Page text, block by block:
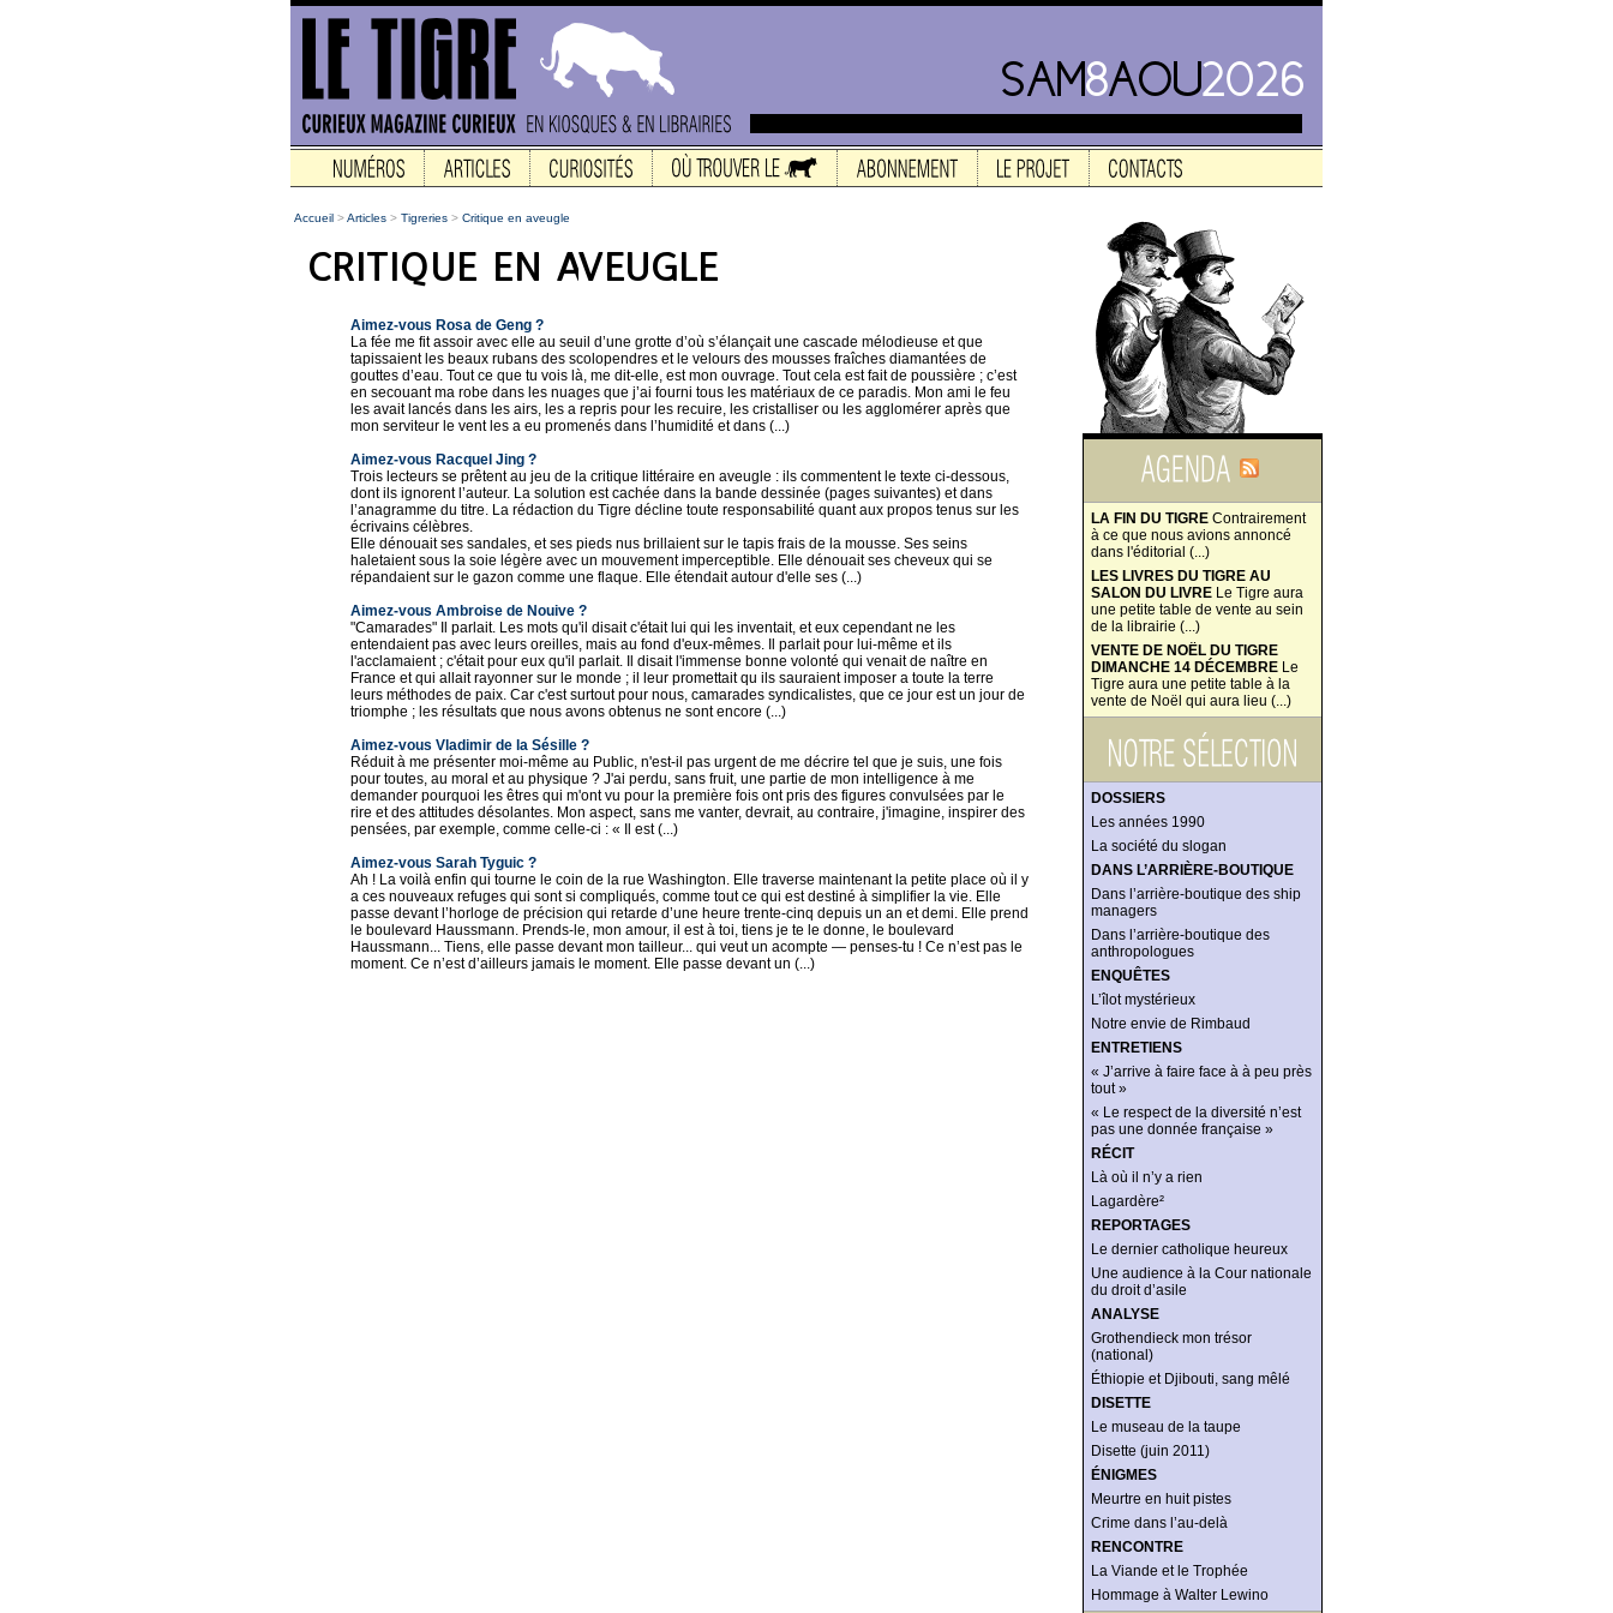
LA FIN DU TIGRE Contrairement
à ce que nous avions annoncé
dans l'éditorial (...)
LES LIVRES DU TIGRE AU
SALON DU LIVRE Le Tigre aura
une petite table de vente au sein
de la librairie (...)
VENTE DE NOËL DU TIGRE
DIMANCHE 14 DÉCEMBRE Le
Tigre aura une petite table à la
vente de Noël qui aura lieu (...)
DOSSIERS
Les années 1990
La société du slogan
DANS L’ARRIÈRE-BOUTIQUE
Dans l’arrière-boutique des ship
managers
Dans l’arrière-boutique des
anthropologues
ENQUÊTES
L’îlot mystérieux
Notre envie de Rimbaud
ENTRETIENS
« J’arrive à faire face à à peu près
tout »
« Le respect de la diversité n’est
pas une donnée française »
RÉCIT
Là où il n’y a rien
Lagardère²
REPORTAGES
Le dernier catholique heureux
Une audience à la Cour nationale
du droit d’asile
ANALYSE
Grothendieck mon trésor
(national)
Éthiopie et Djibouti, sang mêlé
DISETTE
Le museau de la taupe
Disette (juin 2011)
ÉNIGMES
Meurtre en huit pistes
Crime dans l’au-delà
RENCONTRE
La Viande et le Trophée
Hommage à Walter Lewino
Accueil >Articles > Tigreries > Critique en aveugle
Aimez-vous Rosa de Geng ?
La fée me fit assoir avec elle au seuil d’une grotte d’où s’élançait une cascade mélodieuse et que
tapissaient les beaux rubans des scolopendres et le velours des mousses fraîches diamantées de
gouttes d’eau. Tout ce que tu vois là, me dit-elle, est mon ouvrage. Tout cela est fait de poussière ; c’est
en secouant ma robe dans les nuages que j’ai fourni tous les matériaux de ce paradis. Mon ami le feu
les avait lancés dans les airs, les a repris pour les recuire, les cristalliser ou les agglomérer après que
mon serviteur le vent les a eu promenés dans l’humidité et dans (...)
Aimez-vous Racquel Jing ?
Trois lecteurs se prêtent au jeu de la critique littéraire en aveugle : ils commentent le texte ci-dessous,
dont ils ignorent l’auteur. La solution est cachée dans la bande dessinée (pages suivantes) et dans
l’anagramme du titre. La rédaction du Tigre décline toute responsabilité quant aux propos tenus sur les
écrivains célèbres.
Elle dénouait ses sandales, et ses pieds nus brillaient sur le tapis frais de la mousse. Ses seins
haletaient sous la soie légère avec un mouvement imperceptible. Elle dénouait ses cheveux qui se
répandaient sur le gazon comme une flaque. Elle étendait autour d'elle ses (...)
Aimez-vous Ambroise de Nouive ?
"Camarades" Il parlait. Les mots qu'il disait c'était lui qui les inventait, et eux cependant ne les
entendaient pas avec leurs oreilles, mais au fond d'eux-mêmes. Il parlait pour lui-même et ils
l'acclamaient ; c'était pour eux qu'il parlait. Il disait l'immense bonne volonté qui venait de naître en
France et qui allait rayonner sur le monde ; il leur promettait qu ils sauraient imposer a toute la terre
leurs méthodes de paix. Car c'est surtout pour nous, camarades syndicalistes, que ce jour est un jour de
triomphe ; les résultats que nous avons obtenus ne sont encore (...)
Aimez-vous Vladimir de la Sésille ?
Réduit à me présenter moi-même au Public, n'est-il pas urgent de me décrire tel que je suis, une fois
pour toutes, au moral et au physique ? J'ai perdu, sans fruit, une partie de mon intelligence à me
demander pourquoi les êtres qui m'ont vu pour la première fois ont pris des figures convulsées par le
rire et des attitudes désolantes. Mon aspect, sans me vanter, devrait, au contraire, j'imagine, inspirer des
pensées, par exemple, comme celle-ci : « Il est (...)
Aimez-vous Sarah Tyguic ?
Ah ! La voilà enfin qui tourne le coin de la rue Washington. Elle traverse maintenant la petite place où il y
a ces nouveaux refuges qui sont si compliqués, comme tout ce qui est destiné à simplifier la vie. Elle
passe devant l’horloge de précision qui retarde d’une heure trente-cinq depuis un an et demi. Elle prend
le boulevard Haussmann. Prends-le, mon amour, il est à toi, tiens je te le donne, le boulevard
Haussmann... Tiens, elle passe devant mon tailleur... qui veut un acompte — penses-tu ! Ce n’est pas le
moment. Ce n’est d’ailleurs jamais le moment. Elle passe devant un (...)